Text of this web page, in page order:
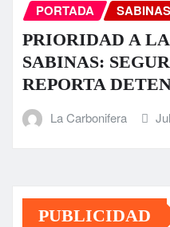
PORTADA SABINAS
PRIORIDAD A
SABINAS:
REPORTA
La Carbonifera
PUBLICIDAD